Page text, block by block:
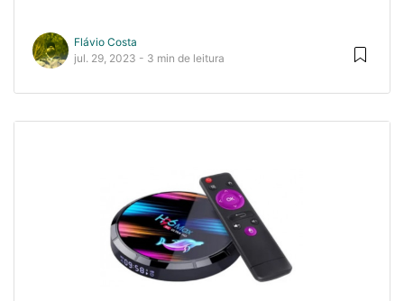
Flávio Costa
jul. 29, 2023 - 3 min de leitura